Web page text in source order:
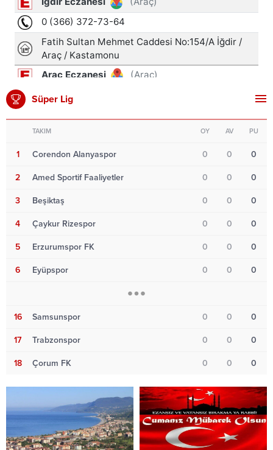
Süper Lig
TAKIM OY AV PU
1 Corendon Alanyaspor 0 0 0
2 Amed Sportif Faaliyetler 0 0 0
3 Beşiktaş 0 0 0
4 Çaykur Rizespor 0 0 0
5 Erzurumspor FK 0 0 0
6 Eyüpspor 0 0 0
16 Samsunspor 0 0 0
17 Trabzonspor 0 0 0
18 Çorum FK 0 0 0